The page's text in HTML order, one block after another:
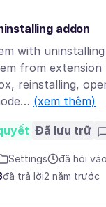
addon
with
from extension
reinstalling,
(xem thêm)
Đã lưu trữ
Settings
đã hỏi
đã trả lời2 năm trước